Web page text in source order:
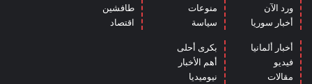
ورد الآن
أخبار سوريا
منوعات
سياسة
طافشين
اقتصاد
أخبار ألمانيا
فيديو
مقالات
بكرى أحلى
أهم الأخبار
نيوميديا